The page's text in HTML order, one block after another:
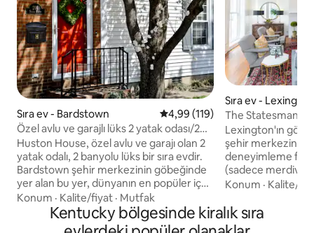
Sıra ev - Bardstown 5 üzerinden ortalama 4,99
4,99 (119)
Özel avlu ve garajlı lüks 2 yatak odası/2
banyo.
Huston House, özel avlu ve garajı olan 2
yatak odalı, 2 banyolu lüks bir sıra evdir.
Bardstown şehir merkezinin göbeğinde
yer alan bu yer, dünyanın en popüler içki
fabrikalarından bazılarına dakikalar
mesafesindedir. Bu beş yıldızlı kiralık yer,
Bardstown'daki en çok aranan yerlerden
Konum · Kalite/fiyat · Mutfak
Sıra ev - Lexington
The Statesman /
mesafesinde, /
Lexington'ın
şehir merkezinin
deneyimleme
(sadece
düzey
geçmiştir. Eski
modern
Konum · Kalite/
Kentucky bölgesinde kiralık sıra